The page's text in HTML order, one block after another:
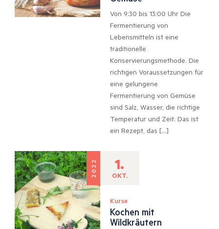
Von 9:30 bis 13:00 Uhr Die
Fermentierung von
Lebensmitteln ist eine
traditionelle
Konservierungsmethode. Die
richtigen Voraussetzungen für
eine gelungene
Fermentierung von Gemüse
sind Salz, Wasser, die richtige
Temperatur und Zeit. Das ist
ein Rezept, das […]
2022 1.
OKT.
Kurse
Kochen mit
Wildkräutern